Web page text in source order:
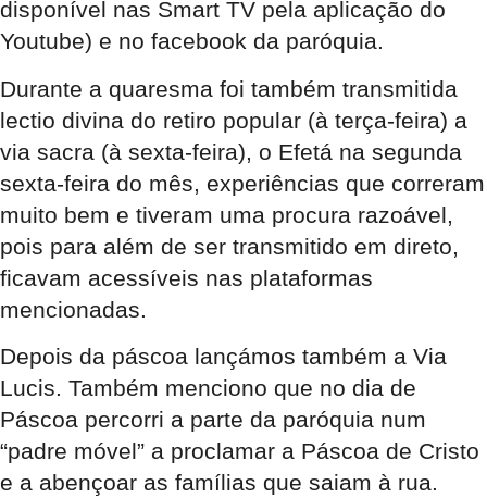
disponível nas Smart TV pela aplicação do
Youtube) e no facebook da paróquia.
Durante a quaresma foi também transmitida
lectio divina do retiro popular (à terça-feira) a
via sacra (à sexta-feira), o Efetá na segunda
sexta-feira do mês, experiências que correram
muito bem e tiveram uma procura razoável,
pois para além de ser transmitido em direto,
ficavam acessíveis nas plataformas
mencionadas.
Depois da páscoa lançámos também a Via
Lucis. Também menciono que no dia de
Páscoa percorri a parte da paróquia num
“padre móvel” a proclamar a Páscoa de Cristo
e a abençoar as famílias que saiam à rua.